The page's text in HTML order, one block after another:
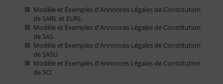
Modèle et Exemples d'Annonces Légales de Constitution
de SARL et EURL
Modèle et Exemples d'Annonces Légales de Constitution
de SAS
Modèle et Exemples d'Annonces Légales de Constitution
de SASU
Modèle et Exemples d'Annonces Légales de Constitution
de SCI